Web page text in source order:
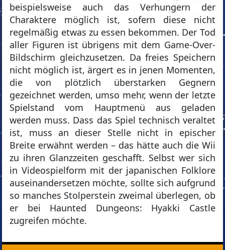
beispielsweise auch das Verhungern der
Charaktere möglich ist, sofern diese nicht
regelmäßig etwas zu essen bekommen. Der Tod
aller Figuren ist übrigens mit dem Game-Over-
Bildschirm gleichzusetzen. Da freies Speichern
nicht möglich ist, ärgert es in jenen Momenten,
die von plötzlich überstarken Gegnern
gezeichnet werden, umso mehr, wenn der letzte
Spielstand vom Hauptmenü aus geladen
werden muss. Dass das Spiel technisch veraltet
ist, muss an dieser Stelle nicht in epischer
Breite erwähnt werden – das hätte auch die Wii
zu ihren Glanzzeiten geschafft. Selbst wer sich
in Videospielform mit der japanischen Folklore
auseinandersetzen möchte, sollte sich aufgrund
so manches Stolperstein zweimal überlegen, ob
er bei Haunted Dungeons: Hyakki Castle
zugreifen möchte.